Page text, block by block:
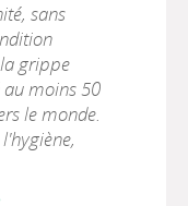
sans
grippe
au moins 50
le monde.